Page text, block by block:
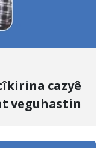
cazyê
veguhastin